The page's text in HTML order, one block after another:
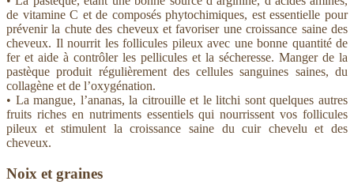
de vitamine C et de composés phytochimiques, est essentielle pour
prévenir la chute des cheveux et favoriser une croissance saine des
cheveux. Il nourrit les follicules pileux avec une bonne quantité de
fer et aide à contrôler les pellicules et la sécheresse. Manger de la
pastèque produit régulièrement des cellules sanguines saines, du
collagène et de l’oxygénation.
• La mangue, l’ananas, la citrouille et le litchi sont quelques autres
fruits riches en nutriments essentiels qui nourrissent vos follicules
pileux et stimulent la croissance saine du cuir chevelu et des
cheveux.
Noix et graines